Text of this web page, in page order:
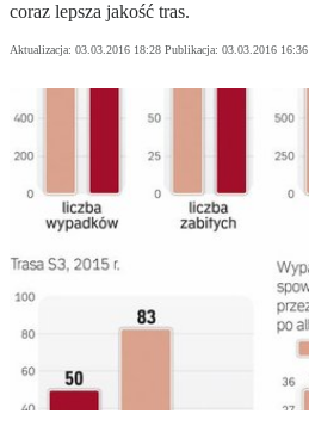
coraz lepsza jakość tras.
Aktualizacja: 03.03.2016 18:28 Publikacja: 03.03.2016 16:36